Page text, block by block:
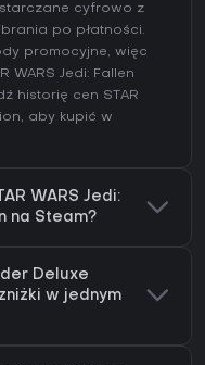
cyfrowo z
po płatności.
promocyjne, więc
WARS Jedi: Fallen
historię cen STAR
, aby kupić w
WARS Jedi:
na Steam?
Deluxe
w jednym